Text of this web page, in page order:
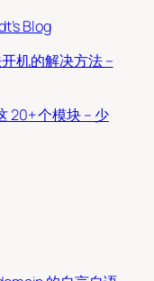
Blog
机的解决方法 –
20+ 个模块 – 少